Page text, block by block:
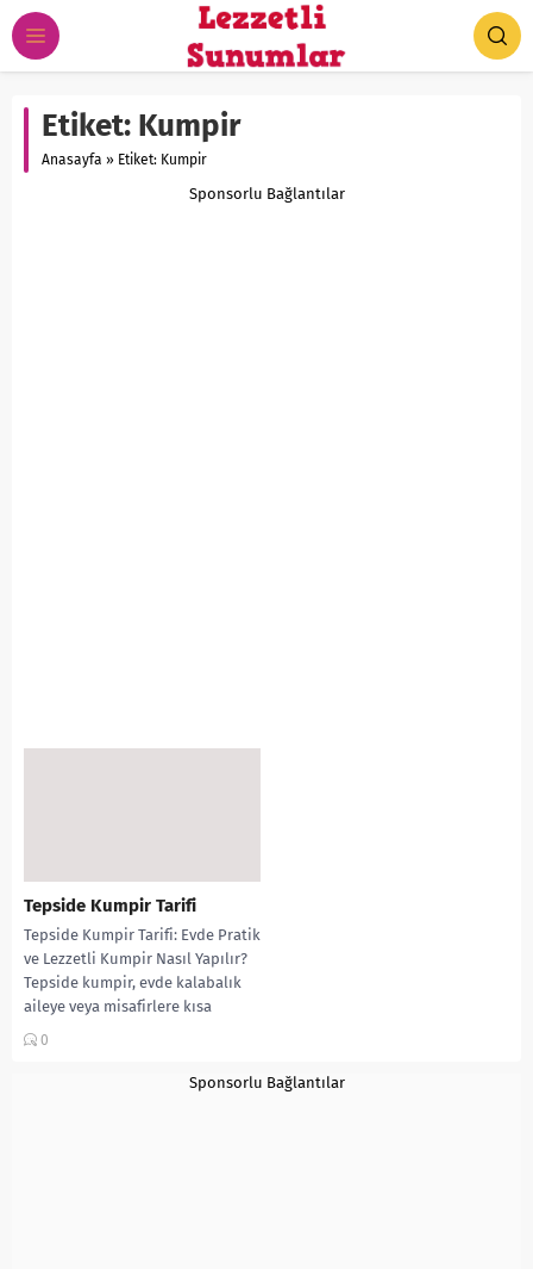
Etiket: Kumpir
Anasayfa » Etiket: Kumpir
Sponsorlu Bağlantılar
Tepside Kumpir Tarifi
Tepside Kumpir Tarifi: Evde Pratik
ve Lezzetli Kumpir Nasıl Yapılır?
Tepside kumpir, evde kalabalık
aileye veya misafirlere kısa
sürede hazırlayabileceğiniz...
0
Sponsorlu Bağlantılar